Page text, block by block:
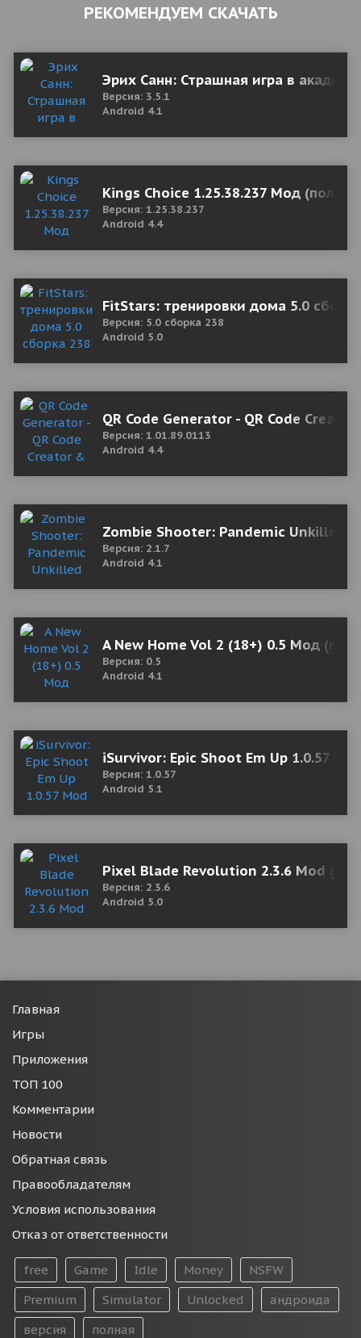
РЕКОМЕНДУЕМ СКАЧАТЬ
Эрих Санн: Страшная игра в
Версия: 3.5.1
Android 4.1
Kings Choice 1.25.38.237 Мод
Версия: 1.25.38.237
Android 4.4
FitStars: тренировки дома 5.0
Версия: 5.0 сборка 238
Android 5.0
QR Code Generator - QR Code
Версия: 1.01.89.0113
Android 4.4
Zombie Shooter: Pandemic Unkilled
Версия: 2.1.7
Android 4.1
A New Home Vol 2 (18+) 0.5 Мод
Версия: 0.5
Android 4.1
iSurvivor: Epic Shoot Em Up 1.0.57
Версия: 1.0.57
Android 5.1
Pixel Blade Revolution 2.3.6 Mod
Версия: 2.3.6
Android 5.0
Главная
Игры
Приложения
ТОП 100
Комментарии
Новости
Обратная связь
Правообладателям
Условия использования
Отказ от ответственности
free Game Idle Money
NSFW
Premium
Simulator Unlocked
андроида
версия
полная